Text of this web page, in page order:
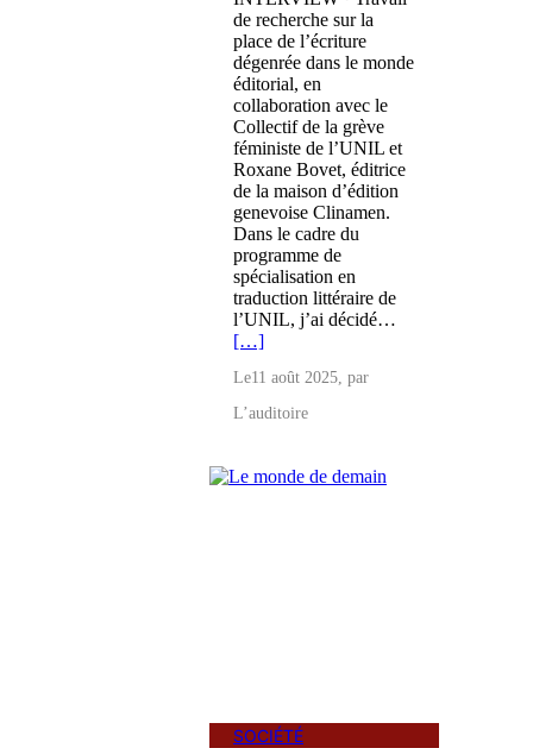
de recherche sur la
place de l’écriture
dégenrée dans le monde
éditorial, en
collaboration avec le
Collectif de la grève
féministe de l’UNIL et
Roxane Bovet, éditrice
de la maison d’édition
genevoise Clinamen.
Dans le cadre du
programme de
spécialisation en
traduction littéraire de
l’UNIL, j’ai décidé…
[…]
Le11 août 2025, par
L’auditoire
SOCIÉTÉ